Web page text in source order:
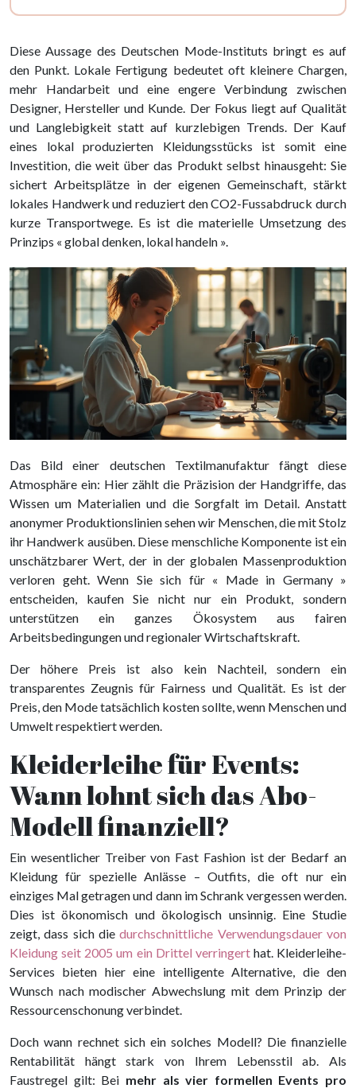
Diese Aussage des Deutschen Mode-Instituts bringt es auf
den Punkt. Lokale Fertigung bedeutet oft kleinere Chargen,
mehr Handarbeit und eine engere Verbindung zwischen
Designer, Hersteller und Kunde. Der Fokus liegt auf Qualität
und Langlebigkeit statt auf kurzlebigen Trends. Der Kauf
eines lokal produzierten Kleidungsstücks ist somit eine
Investition, die weit über das Produkt selbst hinausgeht: Sie
sichert Arbeitsplätze in der eigenen Gemeinschaft, stärkt
lokales Handwerk und reduziert den CO2-Fussabdruck durch
kurze Transportwege. Es ist die materielle Umsetzung des
Prinzips « global denken, lokal handeln ».
Das Bild einer deutschen Textilmanufaktur fängt diese
Atmosphäre ein: Hier zählt die Präzision der Handgriffe, das
Wissen um Materialien und die Sorgfalt im Detail. Anstatt
anonymer Produktionslinien sehen wir Menschen, die mit Stolz
ihr Handwerk ausüben. Diese menschliche Komponente ist ein
unschätzbarer Wert, der in der globalen Massenproduktion
verloren geht. Wenn Sie sich für « Made in Germany »
entscheiden, kaufen Sie nicht nur ein Produkt, sondern
unterstützen ein ganzes Ökosystem aus fairen
Arbeitsbedingungen und regionaler Wirtschaftskraft.
Der höhere Preis ist also kein Nachteil, sondern ein
transparentes Zeugnis für Fairness und Qualität. Es ist der
Preis, den Mode tatsächlich kosten sollte, wenn Menschen und
Umwelt respektiert werden.
Kleiderleihe für Events:
Wann lohnt sich das Abo-
Modell finanziell?
Ein wesentlicher Treiber von Fast Fashion ist der Bedarf an
Kleidung für spezielle Anlässe – Outfits, die oft nur ein
einziges Mal getragen und dann im Schrank vergessen werden.
Dies ist ökonomisch und ökologisch unsinnig. Eine Studie
zeigt, dass sich diedurchschnittliche Verwendungsdauer von
Kleidung seit 2005 um ein Drittel verringerthat. Kleiderleihe-
Services bieten hier eine intelligente Alternative, die den
Wunsch nach modischer Abwechslung mit dem Prinzip der
Ressourcenschonung verbindet.
Doch wann rechnet sich ein solches Modell? Die finanzielle
Rentabilität hängt stark von Ihrem Lebensstil ab. Als
Faustregel gilt: Bei mehr als vier formellen Events pro